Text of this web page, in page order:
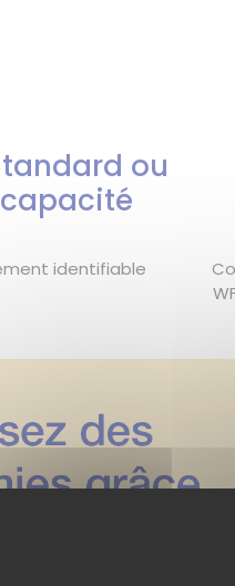
ou
identifiable